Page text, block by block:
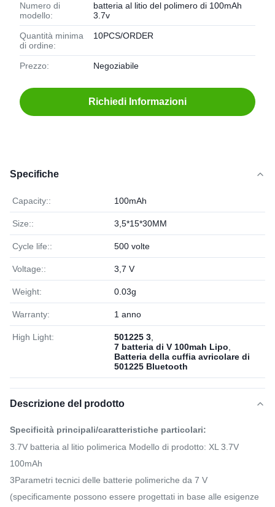
Numero di
modello:
batteria al litio del polimero di 100mAh
3.7v
Quantità minima
di ordine:
10PCS/ORDER
Prezzo: Negoziabile
Richiedi Informazioni
Specifiche
Capacity:: 100mAh
Size:: 3,5*15*30MM
Cycle life:: 500 volte
Voltage:: 3,7 V
Weight: 0.03g
Warranty: 1 anno
High Light: 501225 3
7 batteria di V 100mah Lipo
Batteria della cuffia avricolare di
501225 Bluetooth
Descrizione del prodotto
Specificità principali/caratteristiche particolari:
3.7V batteria al litio polimerica Modello di prodotto: XL 3.7V
100mAh
3Parametri tecnici delle batterie polimeriche da 7 V
(specificamente possono essere progettati in base alle esigenze